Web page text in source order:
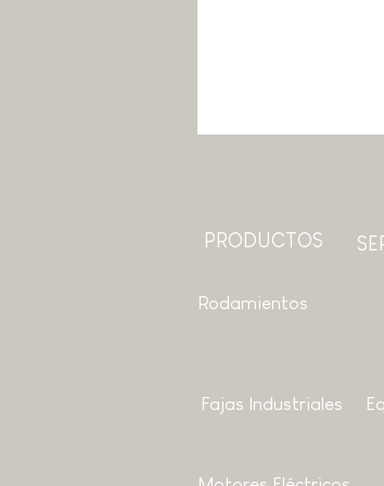
PRODUCTOS
Rodamientos
Fajas Industriales